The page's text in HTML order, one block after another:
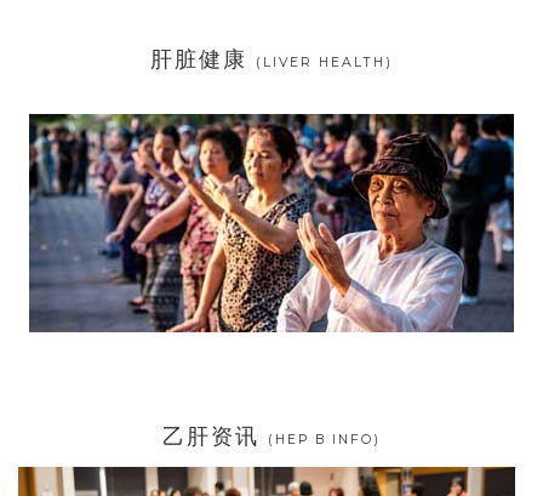
肝脏健康 (LIVER HEALTH)
乙肝资讯 (HEP B INFO)